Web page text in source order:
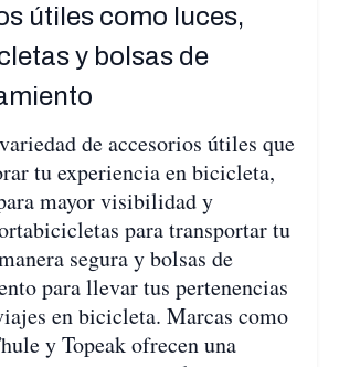
útiles como luces,
y bolsas de
de accesorios útiles que
tu experiencia en bicicleta,
mayor visibilidad y
para transportar tu
segura y bolsas de
para llevar tus pertenencias
en bicicleta. Marcas como
y Topeak ofrecen una